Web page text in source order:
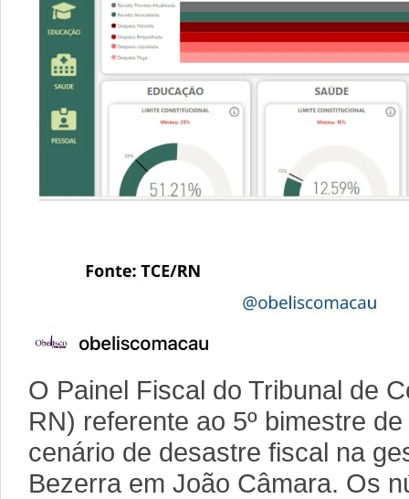
O Painel Fiscal do Tribunal de
RN) referente ao 5º bimestre
cenário de desastre fiscal na
Bezerra em João Câmara. Os